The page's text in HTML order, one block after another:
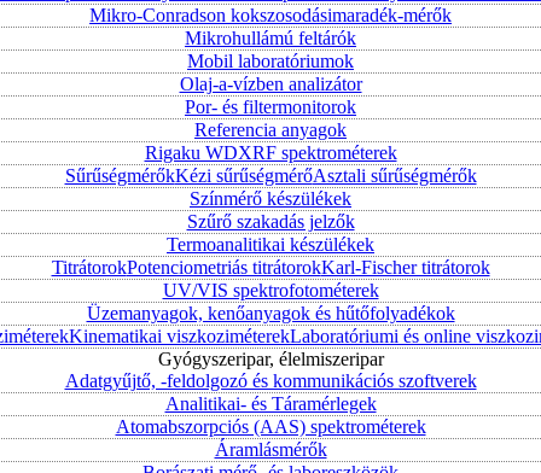
Mikro-Conradson kokszosodásimaradék-mérők
Mikrohullámú feltárók
Mobil laboratóriumok
Olaj-a-vízben analizátor
Por- és filtermonitorok
Referencia anyagok
Rigaku WDXRF spektrométerek
SűrűségmérőkKézi sűrűségmérőAsztali sűrűségmérők
Színmérő készülékek
Szűrő szakadás jelzők
Termoanalitikai készülékek
TitrátorokPotenciometriás titrátorokKarl-Fischer titrátorok
UV/VIS spektrofotométerek
Üzemanyagok, kenőanyagok és hűtőfolyadékok
Kinematikai viszkoziméterekLaboratóriumi és online
Gyógyszeripar, élelmiszeripar
Adatgyűjtő, -feldolgozó és kommunikációs szoftverek
Analitikai- és Táramérlegek
Atomabszorpciós (AAS) spektrométerek
Áramlásmérők